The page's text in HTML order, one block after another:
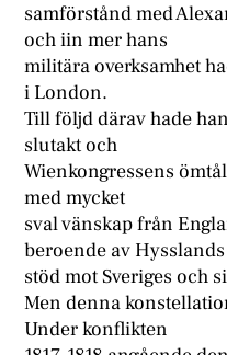
samförstånd med
och iin mer hans
militära overksamhet
i London.
Till följd därav hade
slutakt och
Wienkongressens
med mycket
sval vänskap från
beroende av Hysslands
stöd mot Sveriges och
Men denna
Under konflikten